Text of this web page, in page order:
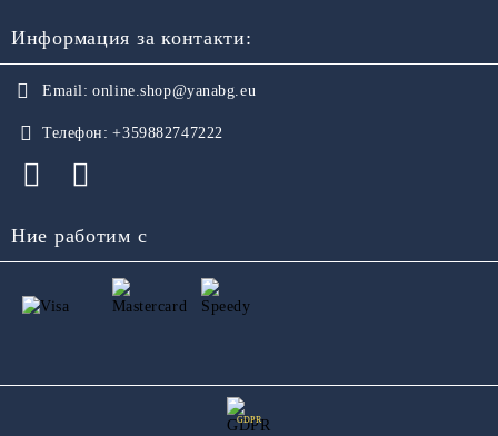
Информация за контакти:
Email: online.shop@yanabg.eu
Телефон: +359882747222
Ние работим с
GDPR